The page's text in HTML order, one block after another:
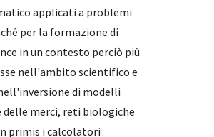
applicati a problemi
per la formazione di
in un contesto perciò più
nell'ambito scientifico e
di modelli
merci, reti biologiche
primis i calcolatori